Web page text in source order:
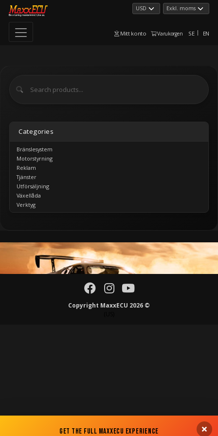
Mitt konto Varukorgen SE EN
Categories
Bränslesystem
Motorstyrning
Reklam
Tjänster
Utförsäljning
Växellåda
Verktyg
Copyright MaxxECU 2026 ©
Get the Full MaxxECU Experience